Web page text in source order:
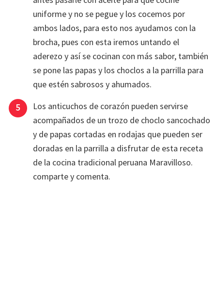
uniforme y no se pegue y los cocemos por
ambos lados, para esto nos ayudamos con la
brocha, pues con esta iremos untando el
aderezo y así se cocinan con más sabor, también
se pone las papas y los choclos a la parrilla para
que estén sabrosos y ahumados.
Los anticuchos de corazón pueden servirse
acompañados de un trozo de choclo sancochado
y de papas cortadas en rodajas que pueden ser
doradas en la parrilla a disfrutar de esta receta
de la cocina tradicional peruana Maravilloso.
comparte y comenta.